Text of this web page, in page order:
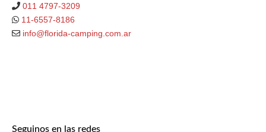
011 4797-3209
11-6557-8186
info@florida-camping.com.ar
Seguinos en las redes